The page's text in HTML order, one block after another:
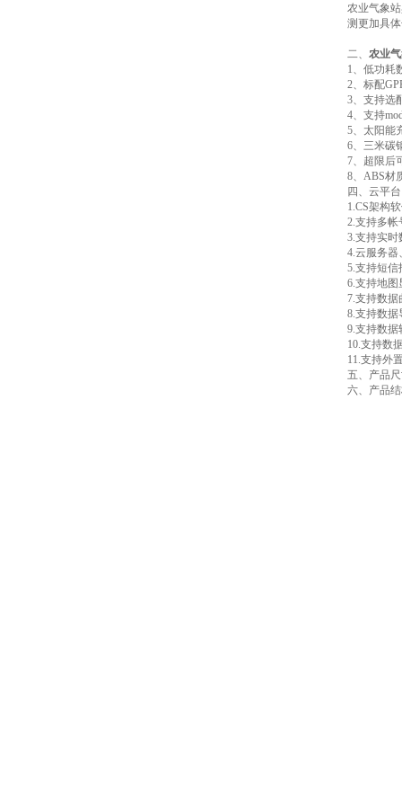
农业气象
测更加具
二、 农业
1、低功耗
2、标配
3、支持选
4、支持
5、太阳能
6、三米碳
7、超限后
8、ABS材
四、云平台
1.CS架构
2.支持多帐
3.支持实时
4.云服务器
5.支持短信
6.支持地图
7.支持数据
8.支持数据
9.支持数据
10.支持数
11.支持外
五、产品尺
六、产品结